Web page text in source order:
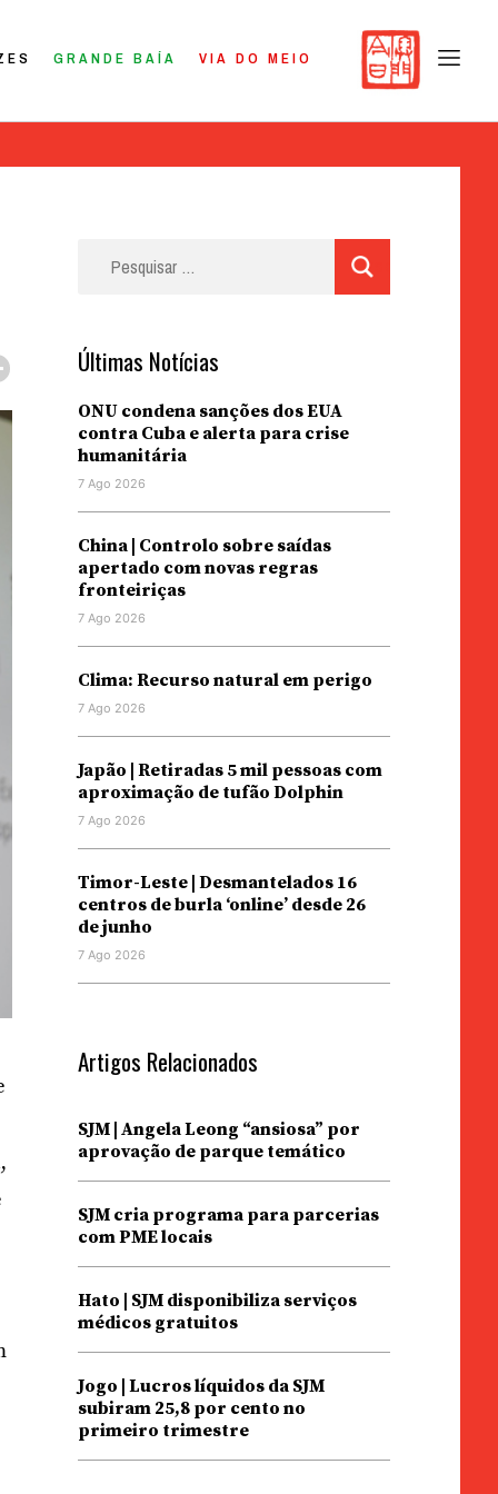
GRANDE BAÍA VIA DO MEIO
Últimas Notícias
ONU condena sanções dos EUA
contra Cuba e alerta para crise
humanitária
7 Ago 2026
China | Controlo sobre saídas
apertado com novas regras
fronteiriças
7 Ago 2026
Clima: Recurso natural em perigo
7 Ago 2026
Japão | Retiradas 5 mil pessoas com
aproximação de tufão Dolphin
7 Ago 2026
Timor-Leste | Desmantelados 16
centros de burla ‘online’ desde 26
de junho
7 Ago 2026
Artigos Relacionados
SJM | Angela Leong “ansiosa” por
aprovação de parque temático
SJM cria programa para parcerias
com PME locais
Hato | SJM disponibiliza serviços
médicos gratuitos
Jogo | Lucros líquidos da SJM
subiram 25,8 por cento no
primeiro trimestre